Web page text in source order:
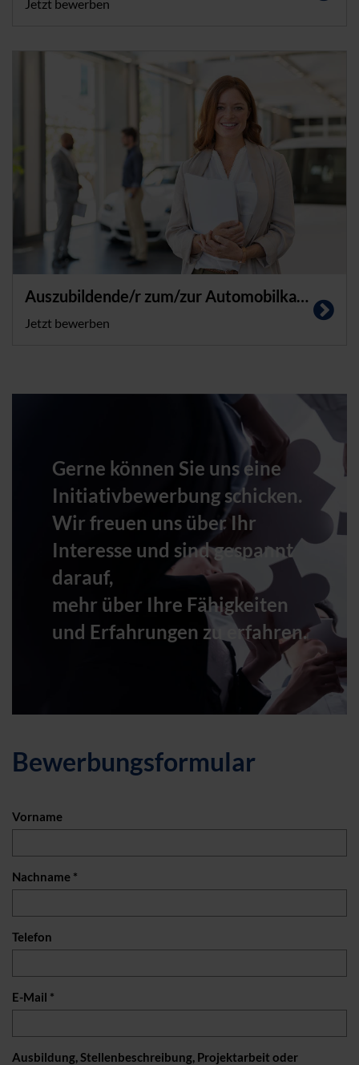
Jetzt bewerben
Auszubildende/r zum/zur Automobilkaufmann/frau (m/w/d)
Jetzt bewerben
Gerne können Sie uns eine
Initiativbewerbung schicken.
Wir freuen uns über Ihr
Interesse und sind gespannt
darauf,
mehr über Ihre Fähigkeiten
und Erfahrungen zu erfahren.
Bewerbungsformular
Vorname
Nachname *
Telefon
E-Mail *
Ausbildung, Stellenbeschreibung, Projektarbeit oder